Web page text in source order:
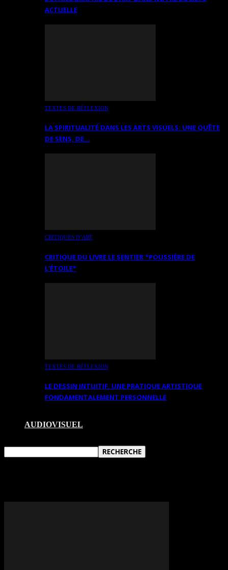
ACTUELLE
TEXTES DE RÉFLEXION
LA SPIRITUALITÉ DANS LES ARTS VISUELS: UNE QUÊTE
DE SENS, DE…
CRITIQUES D’ART
CRITIQUE DU LIVRE LE SENTIER *POUSSIÈRE DE
L’ÉTOILE*
TEXTES DE RÉFLEXION
LE DESSIN INTUITIF. UNE PRATIQUE ARTISTIQUE
FONDAMENTALEMENT PERSONNELLE
AUDIOVISUEL